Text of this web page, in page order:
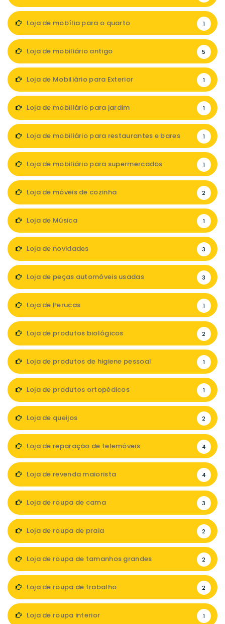
Loja de mobília para o quarto 1
Loja de mobiliário antigo 5
Loja de Mobiliário para Exterior 1
Loja de mobiliário para jardim 1
Loja de mobiliário para restaurantes e bares 1
Loja de mobiliário para supermercados 1
Loja de móveis de cozinha 2
Loja de Música 1
Loja de novidades 3
Loja de peças automóveis usadas 3
Loja de Perucas 1
Loja de produtos biológicos 2
Loja de produtos de higiene pessoal 1
Loja de produtos ortopédicos 1
Loja de queijos 2
Loja de reparação de telemóveis 4
Loja de revenda maiorista 4
Loja de roupa de cama 3
Loja de roupa de praia 2
Loja de roupa de tamanhos grandes 2
Loja de roupa de trabalho 2
Loja de roupa interior 1